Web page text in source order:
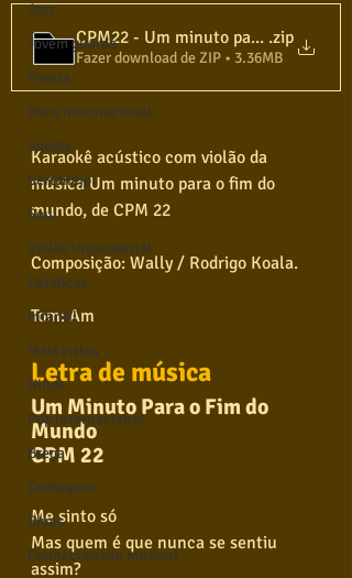
Jazz
Jovem guarda
Poesia
Rock internacional
Samba
Sertanejo
Soul
Violão instumental
Católicas
Infantil
Mais vistos
Hinos
Pop Internacional
Brega
Destaques
Blues
Conhecimento musical
CPM22 - Um minuto para o fim
.zip
Fazer download de ZIP • 3.36MB
Karaokê acústico com violão da
música Um minuto para o fim do
mundo, de CPM 22
Composição: Wally / Rodrigo Koala.
Tom: Am
Letra de música
Um Minuto Para o Fim do
Mundo
CPM 22
Me sinto só
Mas quem é que nunca se sentiu
assim?